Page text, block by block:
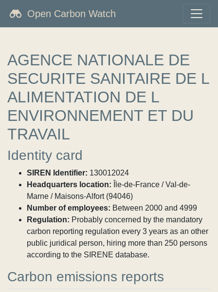
Open Carbon Watch
AGENCE NATIONALE DE
SECURITE SANITAIRE DE L
ALIMENTATION DE L
ENVIRONNEMENT ET DU
TRAVAIL
Identity card
SIREN Identifier: 130012024
Headquarters location: Île-de-France / Val-de-
Marne / Maisons-Alfort (94046)
Number of employees: Between 2000 and 4999
Regulation: Probably concerned by the mandatory
carbon reporting regulation every 3 years as an other
public juridical person, hiring more than 250 persons
according to the SIRENE database.
Carbon emissions reports